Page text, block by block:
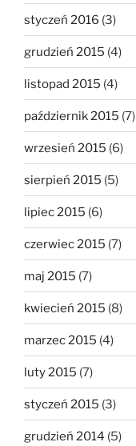
styczeń 2016 (3)
grudzień 2015 (4)
listopad 2015 (4)
październik 2015 (7)
wrzesień 2015 (6)
sierpień 2015 (5)
lipiec 2015 (6)
czerwiec 2015 (7)
maj 2015 (7)
kwiecień 2015 (8)
marzec 2015 (4)
luty 2015 (7)
styczeń 2015 (3)
grudzień 2014 (5)